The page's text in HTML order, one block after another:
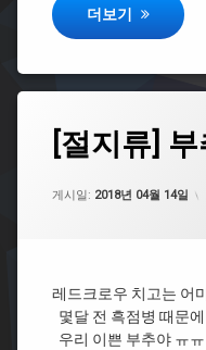
똘이가 해씨별로
더보기
[절지류]
게시일: 2018년 04월 14일
레드크로우 치고는 어
몇달 전 흑점병 때문
우리 이쁜 부추야 ㅠ
[절
지
부
에
댓
을